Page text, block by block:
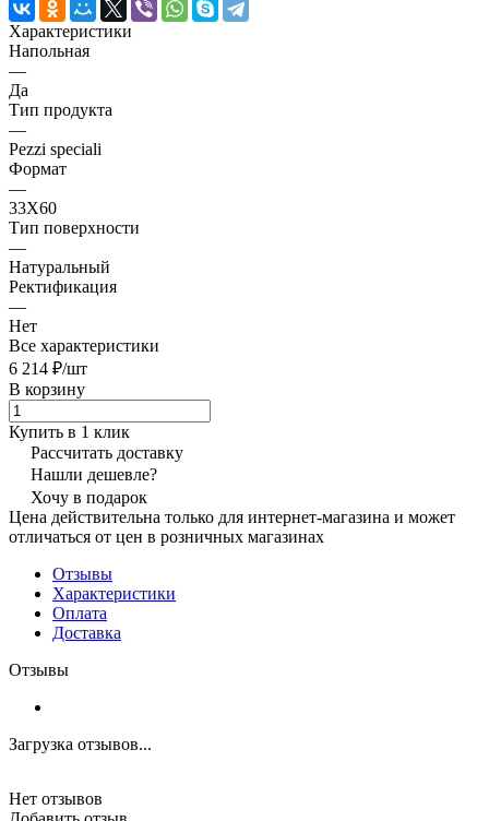
Характеристики
Напольная
—
Да
Тип продукта
—
Pezzi speciali
Формат
—
33X60
Тип поверхности
—
Натуральный
Ректификация
—
Нет
Все характеристики
6 214 ₽/шт
В корзину
Купить в 1 клик
Рассчитать доставку
Нашли дешевле?
Хочу в подарок
Цена действительна только для интернет-магазина и может
отличаться от цен в розничных магазинах
Отзывы
Характеристики
Оплата
Доставка
Отзывы
Загрузка отзывов...
Нет отзывов